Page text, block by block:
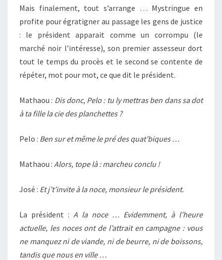
Mais finalement, tout s’arrange … Mystringue en
profite pour égratigner au passage les gens de justice
: le président apparait comme un corrompu (le
marché noir l’intéresse), son premier assesseur dort
tout le temps du procès et le second se contente de
répéter, mot pour mot, ce que dit le président.
Mathaou : Dis donc, Pelo : tu ly mettras ben dans sa dot
à ta fille la cie des planchettes ?
Pelo : Ben sur et même le pré des quat’biques …
Mathaou : Alors, tope là : marcheu conclu !
José : Et j’t’invite à la noce, monsieur le président.
La président : A la noce … Evidemment, à l’heure
actuelle, les noces ont de l’attrait en campagne : vous
ne manquez ni de viande, ni de beurre, ni de boissons,
tandis que nous en ville …